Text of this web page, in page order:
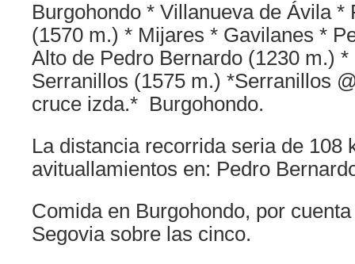
Burgohondo * Villanueva de Ávila *
(1570 m.) * Mijares * Gavilanes *
Alto de Pedro Bernardo (1230 m.) *
Serranillos (1575 m.) *Serranillos
cruce izda.* Burgohondo.
La distancia recorrida seria de 108
avituallamientos en: Pedro
Comida en Burgohondo, por
Segovia sobre las cinco.